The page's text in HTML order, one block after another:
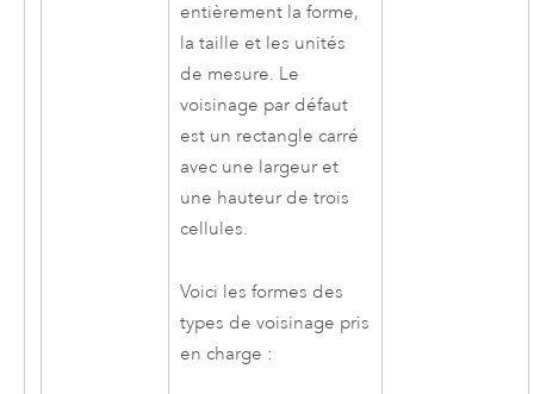
entièrement la forme,
la taille et les unités
de mesure. Le
voisinage par défaut
est un rectangle carré
avec une largeur et
une hauteur de trois
cellules.
Voici les formes des
types de voisinage pris
en charge :